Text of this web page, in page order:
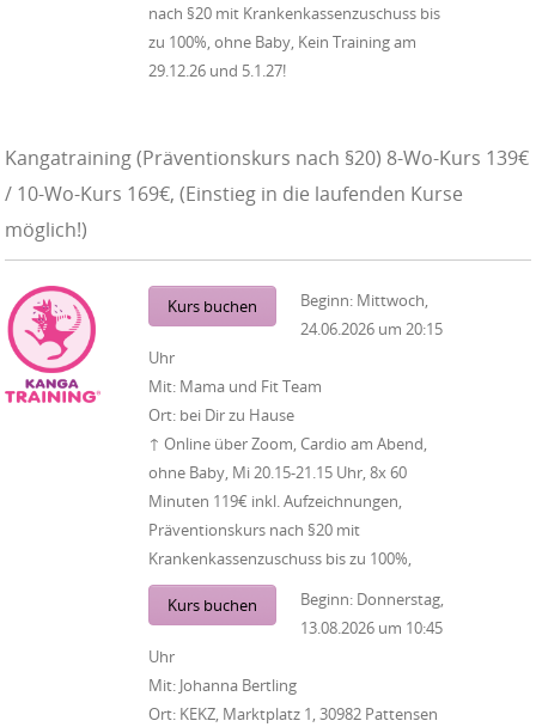
nach §20 mit Krankenkassenzuschuss bis
zu 100%, ohne Baby, Kein Training am
29.12.26 und 5.1.27!
Kangatraining (Präventionskurs nach §20) 8-Wo-Kurs 139€
/ 10-Wo-Kurs 169€, (Einstieg in die laufenden Kurse
möglich!)
Kurs buchen Beginn: Mittwoch,
24.06.2026 um 20:15
Uhr
Mit: Mama und Fit Team
Ort: bei Dir zu Hause
↑ Online über Zoom, Cardio am Abend,
ohne Baby, Mi 20.15-21.15 Uhr, 8x 60
Minuten 119€ inkl. Aufzeichnungen,
Präventionskurs nach §20 mit
Krankenkassenzuschuss bis zu 100%,
Kurs buchen Beginn: Donnerstag,
13.08.2026 um 10:45
Uhr
Mit: Johanna Bertling
Ort: KEKZ, Marktplatz 1, 30982 Pattensen